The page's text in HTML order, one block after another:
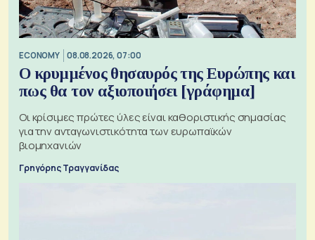
ECONOMY 08.08.2026, 07:00
Ο κρυμμένος θησαυρός της Ευρώπης και
πως θα τον αξιοποιήσει [γράφημα]
Οι κρίσιμες πρώτες ύλες είναι καθοριστικής σημασίας
για την ανταγωνιστικότητα των ευρωπαϊκών
βιομηχανιών
Γρηγόρης Τραγγανίδας